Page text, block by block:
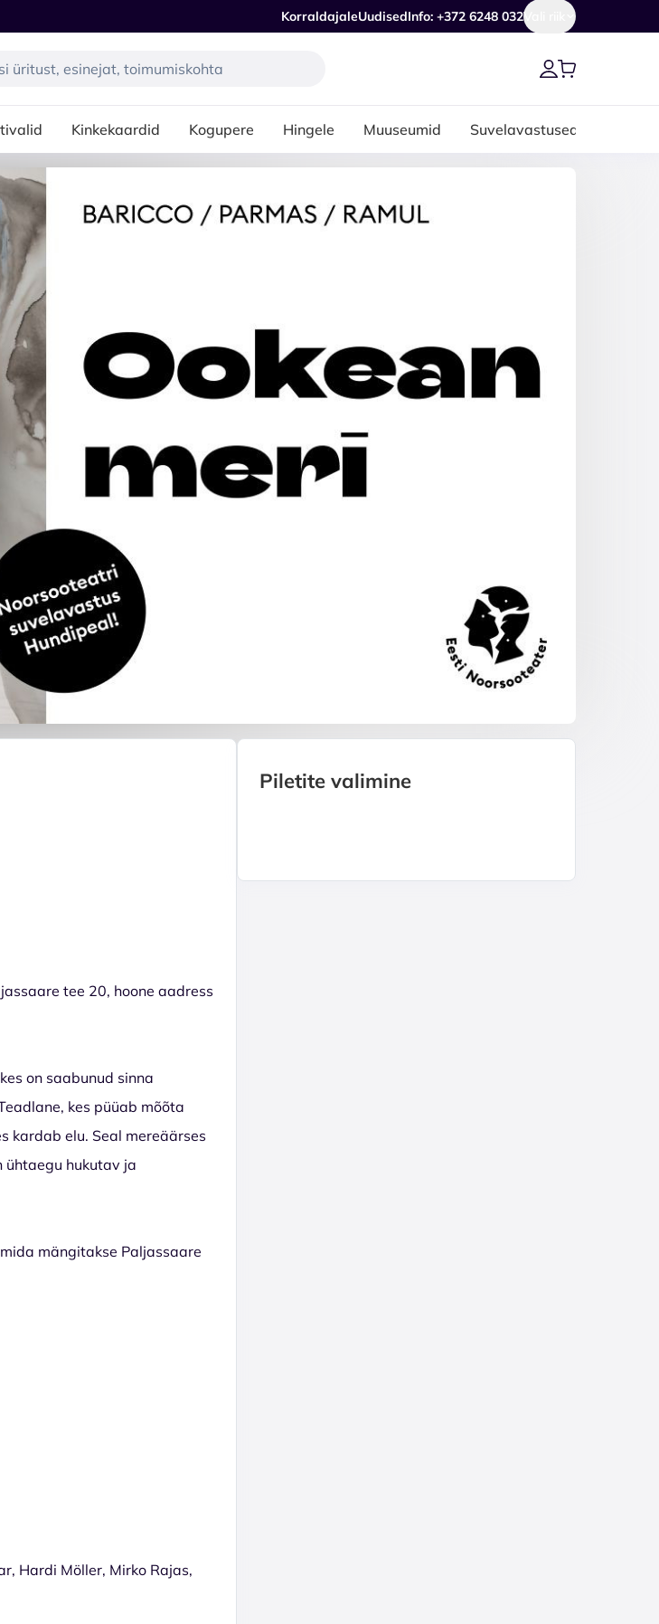
KorraldajaleUudisedInfo: +372 6248 032Vali riik
Kinkekaardid Kogupere Hingele Muuseumid Suvelavastused
tee 20, hoone aadress
on saabunud sinna
kes püüab mõõta
kardab elu. Seal mereäärses
ühtaegu hukutav ja
mängitakse Paljassaare
Hardi Möller, Mirko Rajas,
Piletite valimine